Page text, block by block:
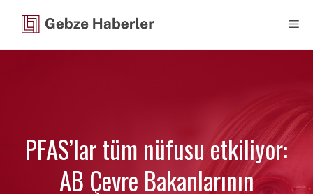
PFAS’lar tüm nüfusu etkiliyor:
AB Çevre Bakanlarının